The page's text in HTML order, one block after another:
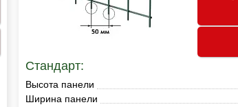
Стандарт:
Высота панели
Ширина панели